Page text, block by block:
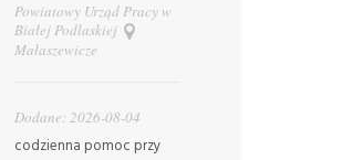
Powiatowy Urząd Pracy w
Białej Podlaskiej
Małaszewicze
Dodane: 2026-08-04
codzienna pomoc przy